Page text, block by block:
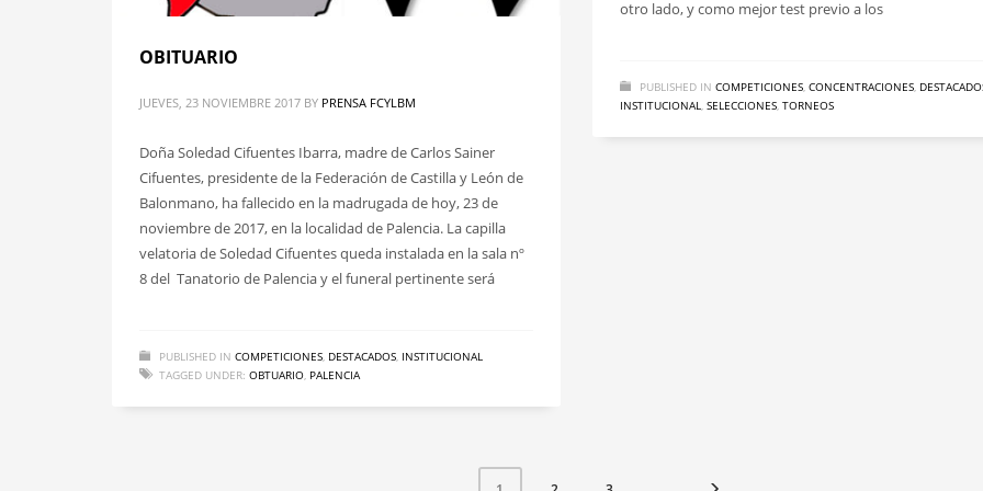
otro lado, y como mejor test previo a los
PUBLISHED IN COMPETICIONES, CONCENTRACIONES,
INSTITUCIONAL, SELECCIONES, TORNEOS
OBITUARIO
JUEVES, 23 NOVIEMBRE 2017 BY PRENSA FCYLBM
Doña Soledad Cifuentes Ibarra, madre de Carlos Sainer
Cifuentes, presidente de la Federación de Castilla y León de
Balonmano, ha fallecido en la madrugada de hoy, 23 de
noviembre de 2017, en la localidad de Palencia. La capilla
velatoria de Soledad Cifuentes queda instalada en la sala nº
8 del Tanatorio de Palencia y el funeral pertinente será
PUBLISHED IN COMPETICIONES, DESTACADOS, INSTITUCIONAL
TAGGED UNDER: OBTUARIO, PALENCIA